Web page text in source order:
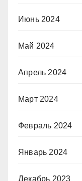
Июнь 2024
Май 2024
Апрель 2024
Март 2024
Февраль 2024
Январь 2024
Декабрь 2023